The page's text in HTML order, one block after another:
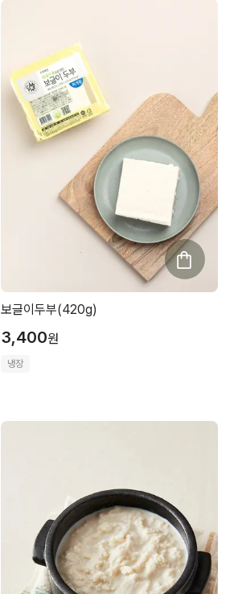
보글이두부(420g)
3,400원
냉장